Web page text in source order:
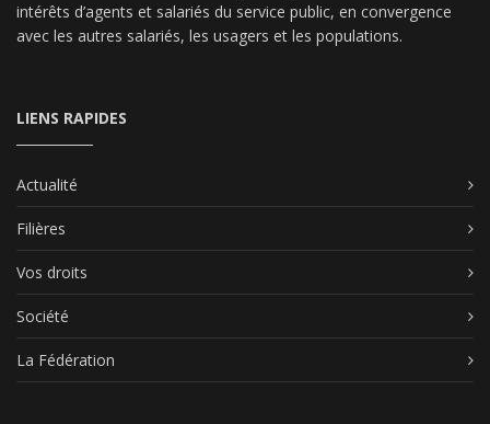
intérêts d’agents et salariés du service public, en convergence
avec les autres salariés, les usagers et les populations.
LIENS RAPIDES
Actualité
Filières
Vos droits
Société
La Fédération